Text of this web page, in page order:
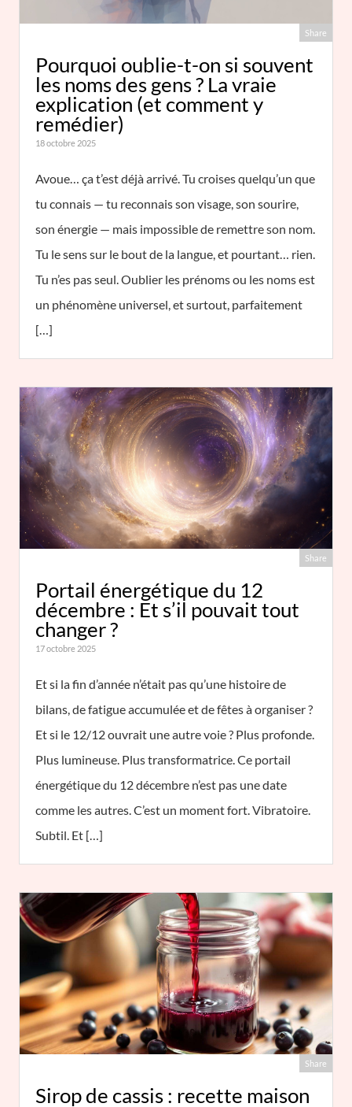
Share
Pourquoi oublie-t-on si souvent
les noms des gens ? La vraie
explication (et comment y
remédier)
18 octobre 2025
Avoue… ça t’est déjà arrivé. Tu croises quelqu’un que
tu connais — tu reconnais son visage, son sourire,
son énergie — mais impossible de remettre son nom.
Tu le sens sur le bout de la langue, et pourtant… rien.
Tu n’es pas seul. Oublier les prénoms ou les noms est
un phénomène universel, et surtout, parfaitement
[…]
Share
Portail énergétique du 12
décembre : Et s’il pouvait tout
changer ?
17 octobre 2025
Et si la fin d’année n’était pas qu’une histoire de
bilans, de fatigue accumulée et de fêtes à organiser ?
Et si le 12/12 ouvrait une autre voie ? Plus profonde.
Plus lumineuse. Plus transformatrice. Ce portail
énergétique du 12 décembre n’est pas une date
comme les autres. C’est un moment fort. Vibratoire.
Subtil. Et […]
Share
Sirop de cassis : recette maison